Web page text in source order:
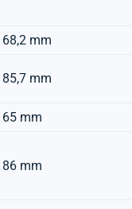
68,2 mm
85,7 mm
65 mm
86 mm